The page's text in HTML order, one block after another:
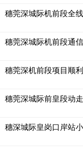
穗莞深城际机前段全
穗莞深城际机前段通
穗莞深机前段项目顺
穗莞深城际前皇段动
穗深城际皇岗口岸站